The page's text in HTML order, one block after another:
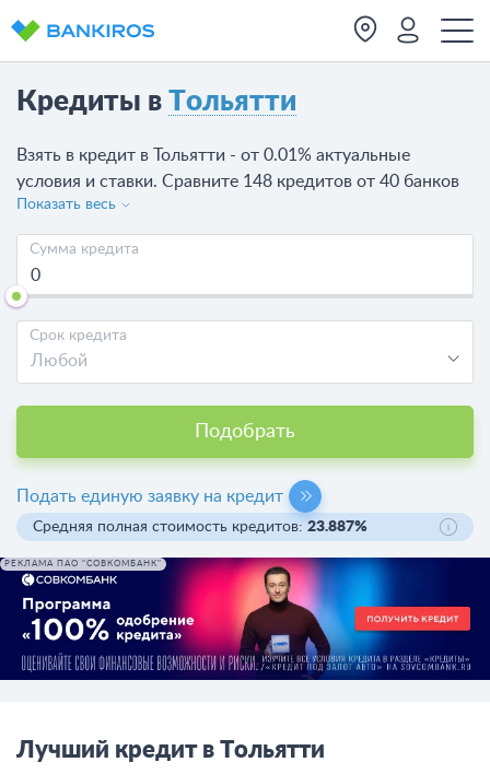
Кредиты в Тольятти
Взять в кредит в Тольятти - от 0.01% актуальные
условия и ставки. Сравните 148 кредитов от 40 банков
на любые нужды, которые можно оформить онлайн
или в банках Тольятти.
Показать весь
Сумма кредита
Срок кредита
Любой
Подобрать
Подать единую заявку на кредит
Средняя полная стоимость кредитов: 23.887%
РЕКЛАМА ПАО "СОВКОМБАНК"
Лучший кредит в Тольятти